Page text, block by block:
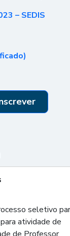
– SEDIS
seletivo
atividade de